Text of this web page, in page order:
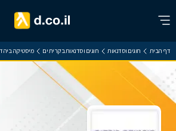
דף הבית חוגים וסדנאות חוגים וסדנאות בקרית ים מיסטיקה